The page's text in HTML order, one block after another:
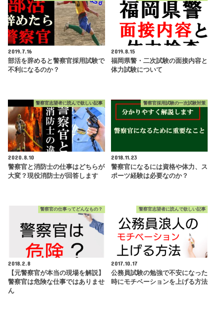
2019.7.16
部活を辞めると警察官採用試験で
不利になるのか？
2019.8.15
福岡県警・二次試験の面接内容と
体力試験について
警察官志望者に読んで欲しい記事
2020.8.10
警察官と消防士の仕事はどちらが
大変？現役消防士が回答します
警察官採用試験の一次試験対策
2018.11.23
警察官になるには資格や体力、ス
ポーツ経験は必要なのか？
警察官の仕事ってどんなもの？
2018.2.8
【元警察官が本当の現場を解説】
警察官は危険な仕事ではありませ
ん
警察官志望者に読んで欲しい記事
2017.10.17
公務員試験の勉強で不安になった
時にモチベーションを上げる方法